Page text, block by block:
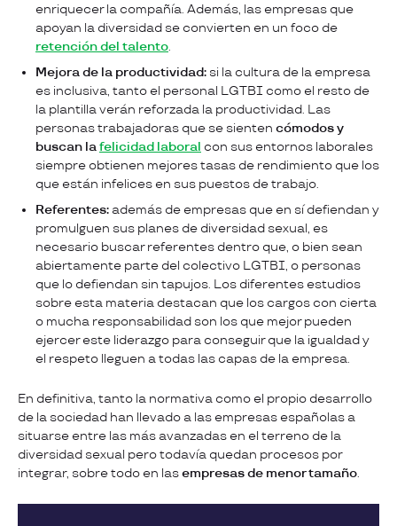
enriquecer la compañía. Además, las empresas que
apoyan la diversidad se convierten en un foco de
retención del talento.
Mejora de la productividad: si la cultura de la empresa
es inclusiva, tanto el personal LGTBI como el resto de
la plantilla verán reforzada la productividad. Las
personas trabajadoras que se sienten cómodos y
buscan lafelicidad laboral con sus entornos laborales
siempre obtienen mejores tasas de rendimiento que los
que están infelices en sus puestos de trabajo.
Referentes: además de empresas que en sí defiendan y
promulguen sus planes de diversidad sexual, es
necesario buscar referentes dentro que, o bien sean
abiertamente parte del colectivo LGTBI, o personas
que lo defiendan sin tapujos. Los diferentes estudios
sobre esta materia destacan que los cargos con cierta
o mucha responsabilidad son los que mejor pueden
ejercer este liderazgo para conseguir que la igualdad y
el respeto lleguen a todas las capas de la empresa.
En definitiva, tanto la normativa como el propio desarrollo
de la sociedad han llevado a las empresas españolas a
situarse entre las más avanzadas en el terreno de la
diversidad sexual pero todavía quedan procesos por
integrar, sobre todo en lasempresas de menor tamaño.